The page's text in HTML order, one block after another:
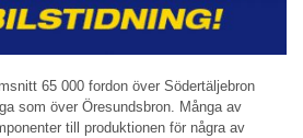
65 000 fordon över Södertäljebron
som över Öresundsbron. Många av
till produktionen för några av